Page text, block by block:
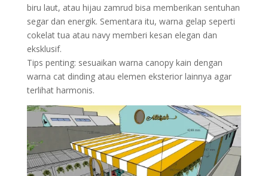
biru laut, atau hijau zamrud bisa memberikan sentuhan
segar dan energik. Sementara itu, warna gelap seperti
cokelat tua atau navy memberi kesan elegan dan
eksklusif.
Tips penting: sesuaikan warna canopy kain dengan
warna cat dinding atau elemen eksterior lainnya agar
terlihat harmonis.